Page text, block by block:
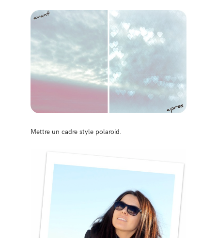
Mettre un cadre style polaroid.